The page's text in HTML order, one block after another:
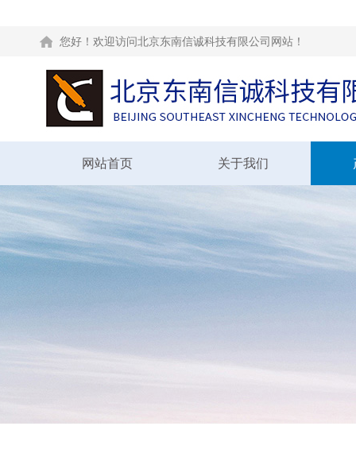
您好！欢迎访问北京东南信诚科技有限公司网站！
网站首页 关于我们